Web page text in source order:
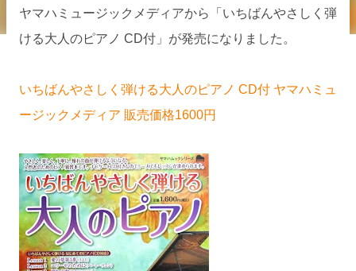
ヤマハミュージックメディアから「いちばんやさしく弾
ける大人のピアノ CD付」が発売になりました。
いちばんやさしく弾ける大人のピアノ CD付 ヤマハミュ
ージックメディア 販売価格1600円